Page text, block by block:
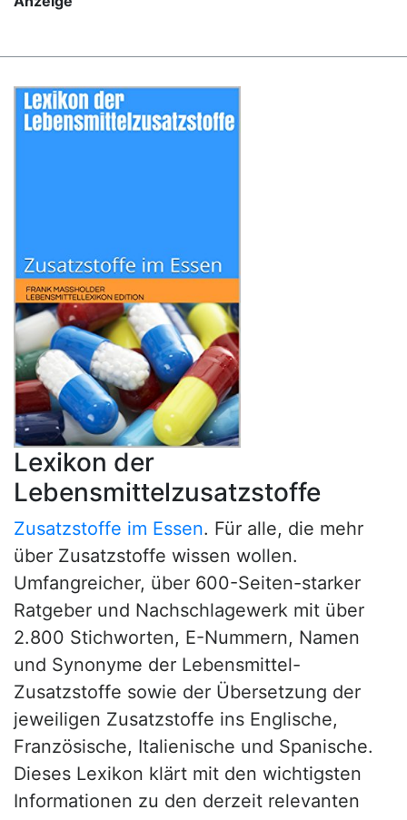
Lexikon der
Lebensmittelzusatzstoffe
Zusatzstoffe im Essen. Für alle, die mehr
über Zusatzstoffe wissen wollen.
Umfangreicher, über 600-Seiten-starker
Ratgeber und Nachschlagewerk mit über
2.800 Stichworten, E-Nummern, Namen
und Synonyme der Lebensmittel-
Zusatzstoffe sowie der Übersetzung der
jeweiligen Zusatzstoffe ins Englische,
Französische, Italienische und Spanische.
Dieses Lexikon klärt mit den wichtigsten
Informationen zu den derzeit relevanten